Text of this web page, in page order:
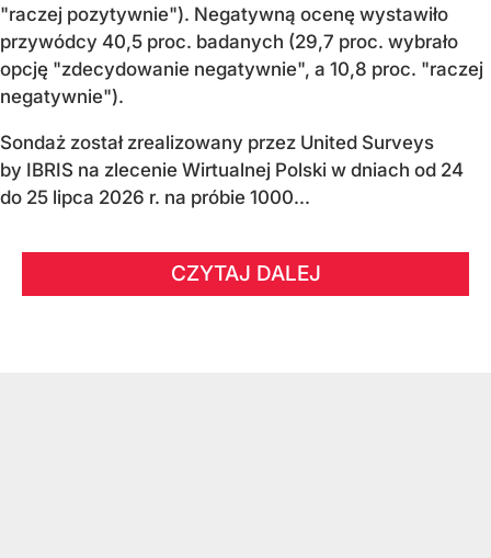
"raczej pozytywnie"). Negatywną ocenę wystawiło
przywódcy 40,5 proc. badanych (29,7 proc. wybrało
opcję "zdecydowanie negatywnie", a 10,8 proc. "raczej
negatywnie").
Sondaż został zrealizowany przez United Surveys
by IBRIS na zlecenie Wirtualnej Polski w dniach od 24
do 25 lipca 2026 r. na próbie 1000...
CZYTAJ DALEJ